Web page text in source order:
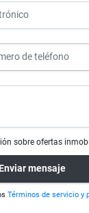
sobre ofertas
Enviar mensaje
Términos de servicio y